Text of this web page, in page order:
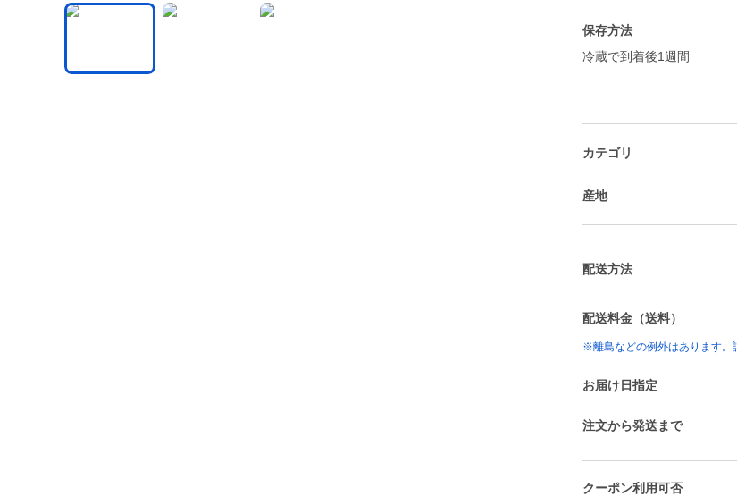
保存方法
冷蔵で到着後1週間
カテゴリ
産地
配送方法
配送料金（送料）
※離島などの例外はあります。
お届け日指定
注文から発送まで
クーポン利用可否